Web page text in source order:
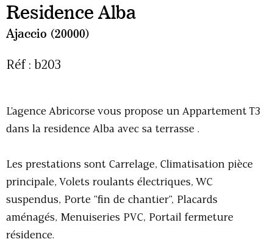
Residence Alba
Ajaccio (20000)
Réf : b203
L'agence Abricorse vous propose un Appartement T3
dans la residence Alba avec sa terrasse .
Les prestations sont Carrelage, Climatisation pièce
principale, Volets roulants électriques, WC
suspendus, Porte "fin de chantier", Placards
aménagés, Menuiseries PVC, Portail fermeture
résidence.